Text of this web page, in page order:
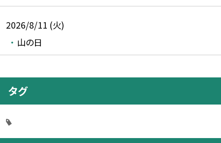
2026/8/11 (火)
山の日
タグ